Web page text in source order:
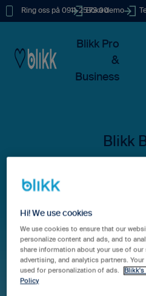
Ring oss på 0911-25 73 00
Boka demo
Blikk Pro
&
Business
Hur kan vi
Det finns inga förslag
Hi! We use cookies
We use cookies to ensure that our
personalize content and ads, and to
share information about your use of
advertising, and analytics partners.
used for personalization of ads.
Blikk's
Policy